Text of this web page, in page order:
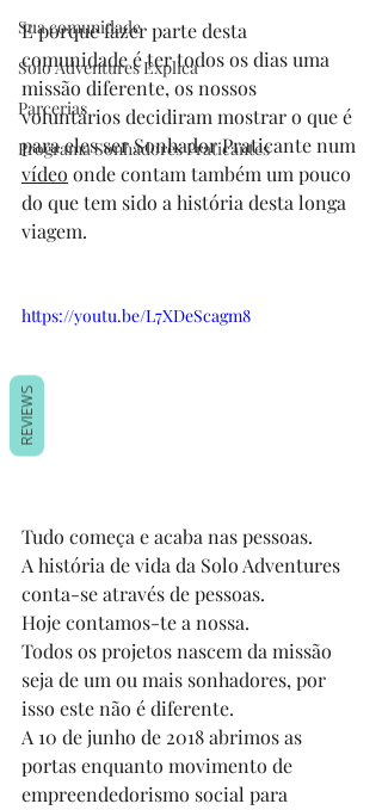
Sua comunidade
Solo Adventures Explica
Parcerias
Programa Sonhadores Praticantes
E porque fazer parte desta
comunidade é ter todos os dias uma
missão diferente, os nossos
voluntários decidiram mostrar o que é
para eles ser Sonhador Praticante num
vídeo onde contam também um pouco
do que tem sido a história desta longa
viagem.
https://youtu.be/L7XDeScagm8
Tudo começa e acaba nas pessoas.
A história de vida da Solo Adventures
conta-se através de pessoas.
Hoje contamos-te a nossa.
Todos os projetos nascem da missão
seja de um ou mais sonhadores, por
isso este não é diferente.
A 10 de junho de 2018 abrimos as
portas enquanto movimento de
empreendedorismo social para
REVIEWS